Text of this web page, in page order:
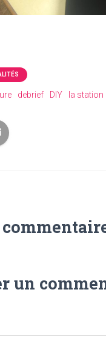
debrief DIY la station
un